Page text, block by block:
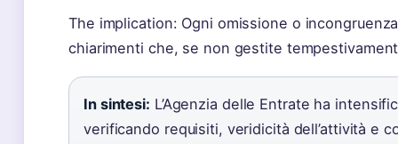
The implication: Ogni omissione o
chiarimenti che, se non gestite
In sintesi: L’Agenzia delle Entrate ha
verificando requisiti, veridicità dell’attività e